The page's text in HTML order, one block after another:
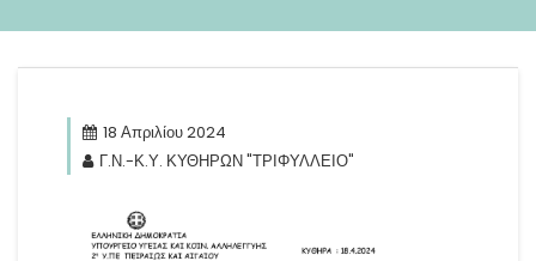
18 Απριλίου 2024
Γ.Ν.-Κ.Υ. ΚΥΘΗΡΩΝ "ΤΡΙΦΥΛΛΕΙΟ"